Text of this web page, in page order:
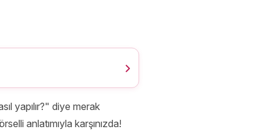
yapılır?" diye merak
anlatımıyla karşınızda!